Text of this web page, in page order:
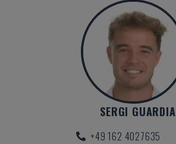
SERGI GUARDIA
+49 162 4027635